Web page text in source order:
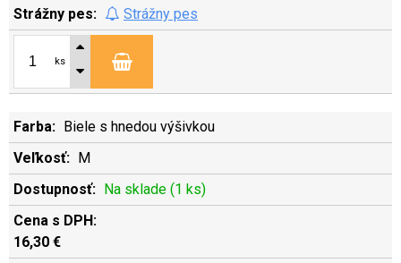
Strážny pes
ks
Biele s hnedou výšivkou
M
Na sklade (1 ks)
16,30 €